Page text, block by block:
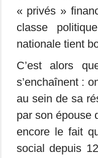
« privés »
classe
nationale tient
C’est alors
s’enchaînent :
au sein de sa
par son épouse
encore le fait
social depuis